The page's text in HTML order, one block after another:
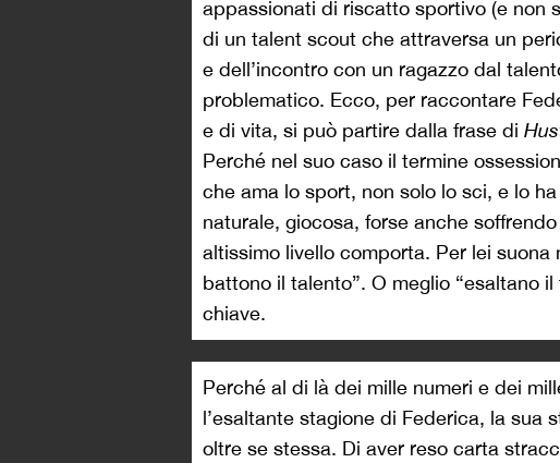
appassionati di riscatto sportivo (e non
di un talent scout che attraversa un
e dell’incontro con un ragazzo dal
problematico. Ecco, per raccontare
e di vita, si può partire dalla frase di
Perché nel suo caso il termine
che ama lo sport, non solo lo sci, e lo
naturale, giocosa, forse anche
altissimo livello comporta. Per lei suona
battono il talento”. O meglio “esaltano
chiave.
Perché al di là dei mille numeri e dei
l’esaltante stagione di Federica, la sua
oltre se stessa. Di aver reso carta